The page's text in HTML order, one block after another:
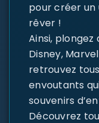
pour créer un
rêver !
Ainsi,
Disney,
retrouvez
envoutants
souvenirs
Découvrez